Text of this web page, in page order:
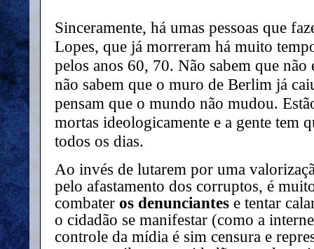
Sinceramente, há umas pessoas que
Lopes, que já morreram há muito
pelos anos 60, 70. Não sabem que
não sabem que o muro de Berlim já
pensam que o mundo não mudou.
mortas ideologicamente e a gente tem
todos os dias.
Ao invés de lutarem por uma
pelo afastamento dos corruptos, é
combater os denunciantes e tentar
o cidadão se manifestar (como a
controle da mídia é sim censura e